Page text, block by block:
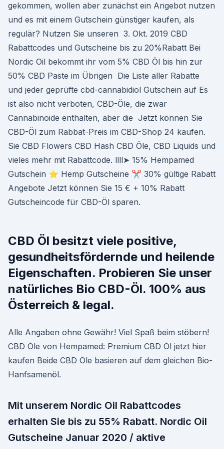
gekommen, wollen aber zunächst ein Angebot nutzen
und es mit einem Gutschein günstiger kaufen, als
regulär? Nutzen Sie unseren 3. Okt. 2019 CBD
Rabattcodes und Gutscheine bis zu 20%Rabatt Bei
Nordic Oil bekommt ihr vom 5% CBD Öl bis hin zur
50% CBD Paste im Übrigen Die Liste aller Rabatte
und jeder geprüfte cbd-cannabidiol Gutschein auf Es
ist also nicht verboten, CBD-Öle, die zwar
Cannabinoide enthalten, aber die Jetzt können Sie
CBD-Öl zum Rabbat-Preis im CBD-Shop 24 kaufen.
Sie CBD Flowers CBD Hash CBD Öle, CBD Liquids und
vieles mehr mit Rabattcode. llll➤ 15% Hempamed
Gutschein ⭐ Hemp Gutscheine ✂ 30% gültige Rabatt
Angebote Jetzt können Sie 15 € + 10% Rabatt
Gutscheincode für CBD-Öl sparen.
CBD Öl besitzt viele positive,
gesundheitsfördernde und heilende
Eigenschaften. Probieren Sie unser
natürliches Bio CBD-Öl. 100% aus
Österreich & legal.
Alle Angaben ohne Gewähr! Viel Spaß beim stöbern!
CBD Öle von Hempamed: Premium CBD Öl jetzt hier
kaufen Beide CBD Öle basieren auf dem gleichen Bio-
Hanfsamenöl.
Mit unserem Nordic Oil Rabattcodes
erhalten Sie bis zu 55% Rabatt. Nordic Oil
Gutscheine Januar 2020 / aktive